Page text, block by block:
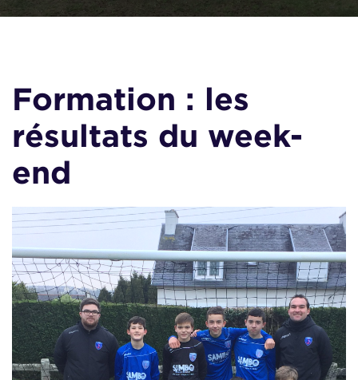
Formation : les
résultats du week-
end